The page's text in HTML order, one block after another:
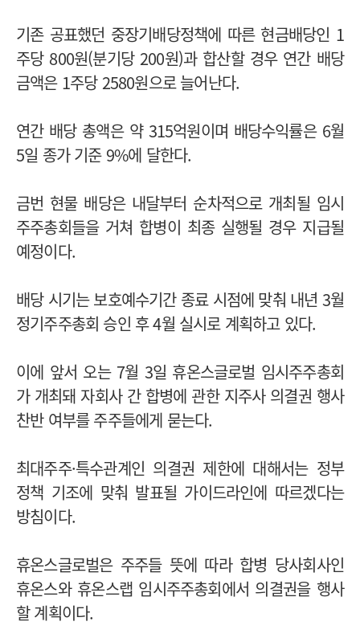
기존 공표했던 중장기배당정책에 따른 현금배당인 1
주당 800원(분기당 200원)과 합산할 경우 연간 배당
금액은 1주당 2580원으로 늘어난다.
연간 배당 총액은 약 315억원이며 배당수익률은 6월
5일 종가 기준 9%에 달한다.
금번 현물 배당은 내달부터 순차적으로 개최될 임시
주주총회들을 거쳐 합병이 최종 실행될 경우 지급될
예정이다.
배당 시기는 보호예수기간 종료 시점에 맞춰 내년 3월
정기주주총회 승인 후 4월 실시로 계획하고 있다.
이에 앞서 오는 7월 3일 휴온스글로벌 임시주주총회
가 개최돼 자회사 간 합병에 관한 지주사 의결권 행사
찬반 여부를 주주들에게 묻는다.
최대주주·특수관계인 의결권 제한에 대해서는 정부
정책 기조에 맞춰 발표될 가이드라인에 따르겠다는
방침이다.
휴온스글로벌은 주주들 뜻에 따라 합병 당사회사인
휴온스와 휴온스랩 임시주주총회에서 의결권을 행사
할 계획이다.